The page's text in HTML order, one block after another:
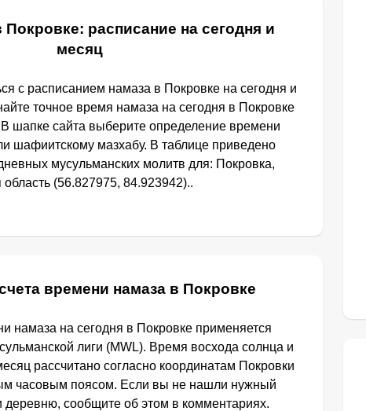
расписание на сегодня и
месяц
с расписанием намаза в Покровке на сегодня и
точное время намаза на сегодня в Покровке
сайта выберите определение времени
шафиитскому мазхабу. В таблице приведено
мусульманских молитв для: Покровка,
(56.827975, 84.923942)..
времени намаза в Покровке
намаза на сегодня в Покровке применяется
лиги (MWL). Время восхода солнца и
рассчитано согласно координатам Покровки
часовым поясом. Если вы не нашли нужный
деревню, сообщите об этом в комментариях.